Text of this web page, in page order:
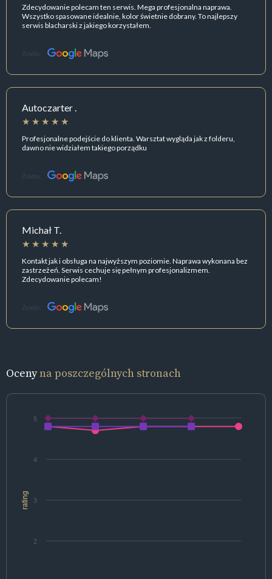
Zdecydowanie polecam ten serwis. Mega profesjonalna naprawa.
Wszystko spasowane idealnie, kolor świetnie dobrany. To najlepszy
serwis blacharski z jakiego korzystałem.
Źródło:
Autoczarter .
Profesjonalne podejście do klienta. Warsztat wygląda jak z folderu,
dawno nie widziałem takiego porządku
Źródło:
Michał T.
Kontakt jak i obsługa na najwyższym poziomie. Naprawa wykonana bez
zastrzeżeń. Serwis cechuje się pełnym profesjonalizmem.
Zdecydowanie polecam!
Źródło:
Ocenyna poszczególnych stronach
rating
2
3
4
5